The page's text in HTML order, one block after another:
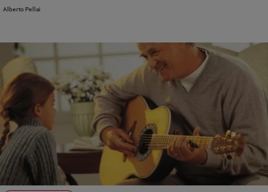
qualche consiglio su come aiutarlo...»
Alberto Pellai